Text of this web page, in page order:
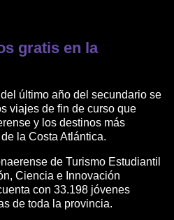
gratis en la
último año del secundario se
viajes de fin de curso que
y los destinos más
la Costa Atlántica.
de Turismo Estudiantil
Ciencia e Innovación
con 33.198 jóvenes
de toda la provincia.